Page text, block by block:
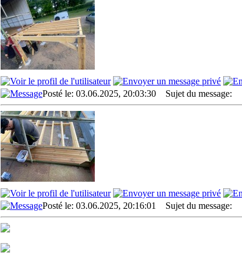
Posté le: 03.06.2025, 20:03:30 Sujet du message:
Posté le: 03.06.2025, 20:16:01 Sujet du message: